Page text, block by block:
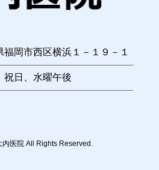
福岡市西区横浜１－１９－１
祝日、水曜午後
医院 All Rights Reserved.